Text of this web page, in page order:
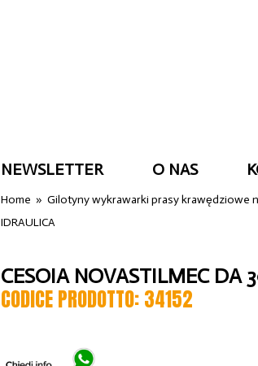
NEWSLETTER O NAS
Home »Gilotyny wykrawarki prasy krawędziowe
IDRAULICA
CESOIA NOVASTILMEC DA
CODICE PRODOTTO: 34152